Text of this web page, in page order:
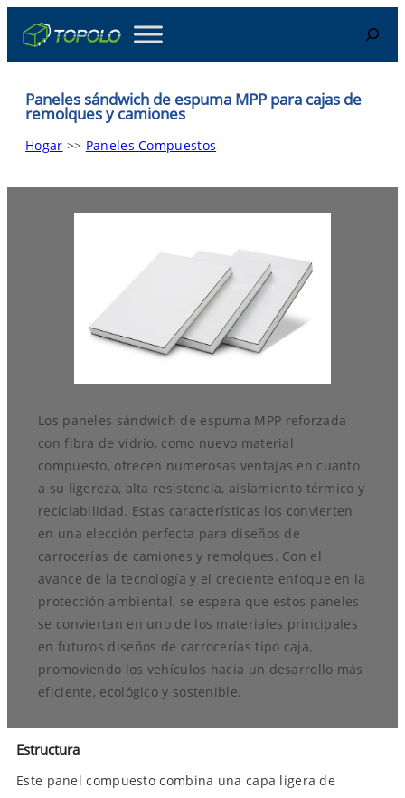
content
Search
Paneles sándwich de espuma MPP para cajas de
remolques y camiones
Hogar >> Paneles Compuestos
Los paneles sándwich de espuma MPP reforzada
con fibra de vidrio, como nuevo material
compuesto, ofrecen numerosas ventajas en cuanto
a su ligereza, alta resistencia, aislamiento térmico y
reciclabilidad. Estas características los convierten
en una elección perfecta para diseños de
carrocerías de camiones y remolques. Con el
avance de la tecnología y el creciente enfoque en la
protección ambiental, se espera que estos paneles
se conviertan en uno de los materiales principales
en futuros diseños de carrocerías tipo caja,
promoviendo los vehículos hacia un desarrollo más
eficiente, ecológico y sostenible.
Estructura
Este panel compuesto combina una capa ligera de